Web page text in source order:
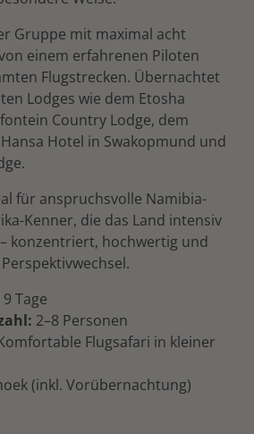
Gruppe mit maximal acht
einem erfahrenen Piloten
Flugstrecken. Übernachtet
Lodges wie dem Etosha
Country Lodge, dem
Hotel in Swakopmund und
für anspruchsvolle Namibia-
Kenner, die das Land intensiv
konzentriert, hochwertig und
9 Tage
2–8 Personen
Flugsafari in kleiner
(inkl. Vorübernachtung)